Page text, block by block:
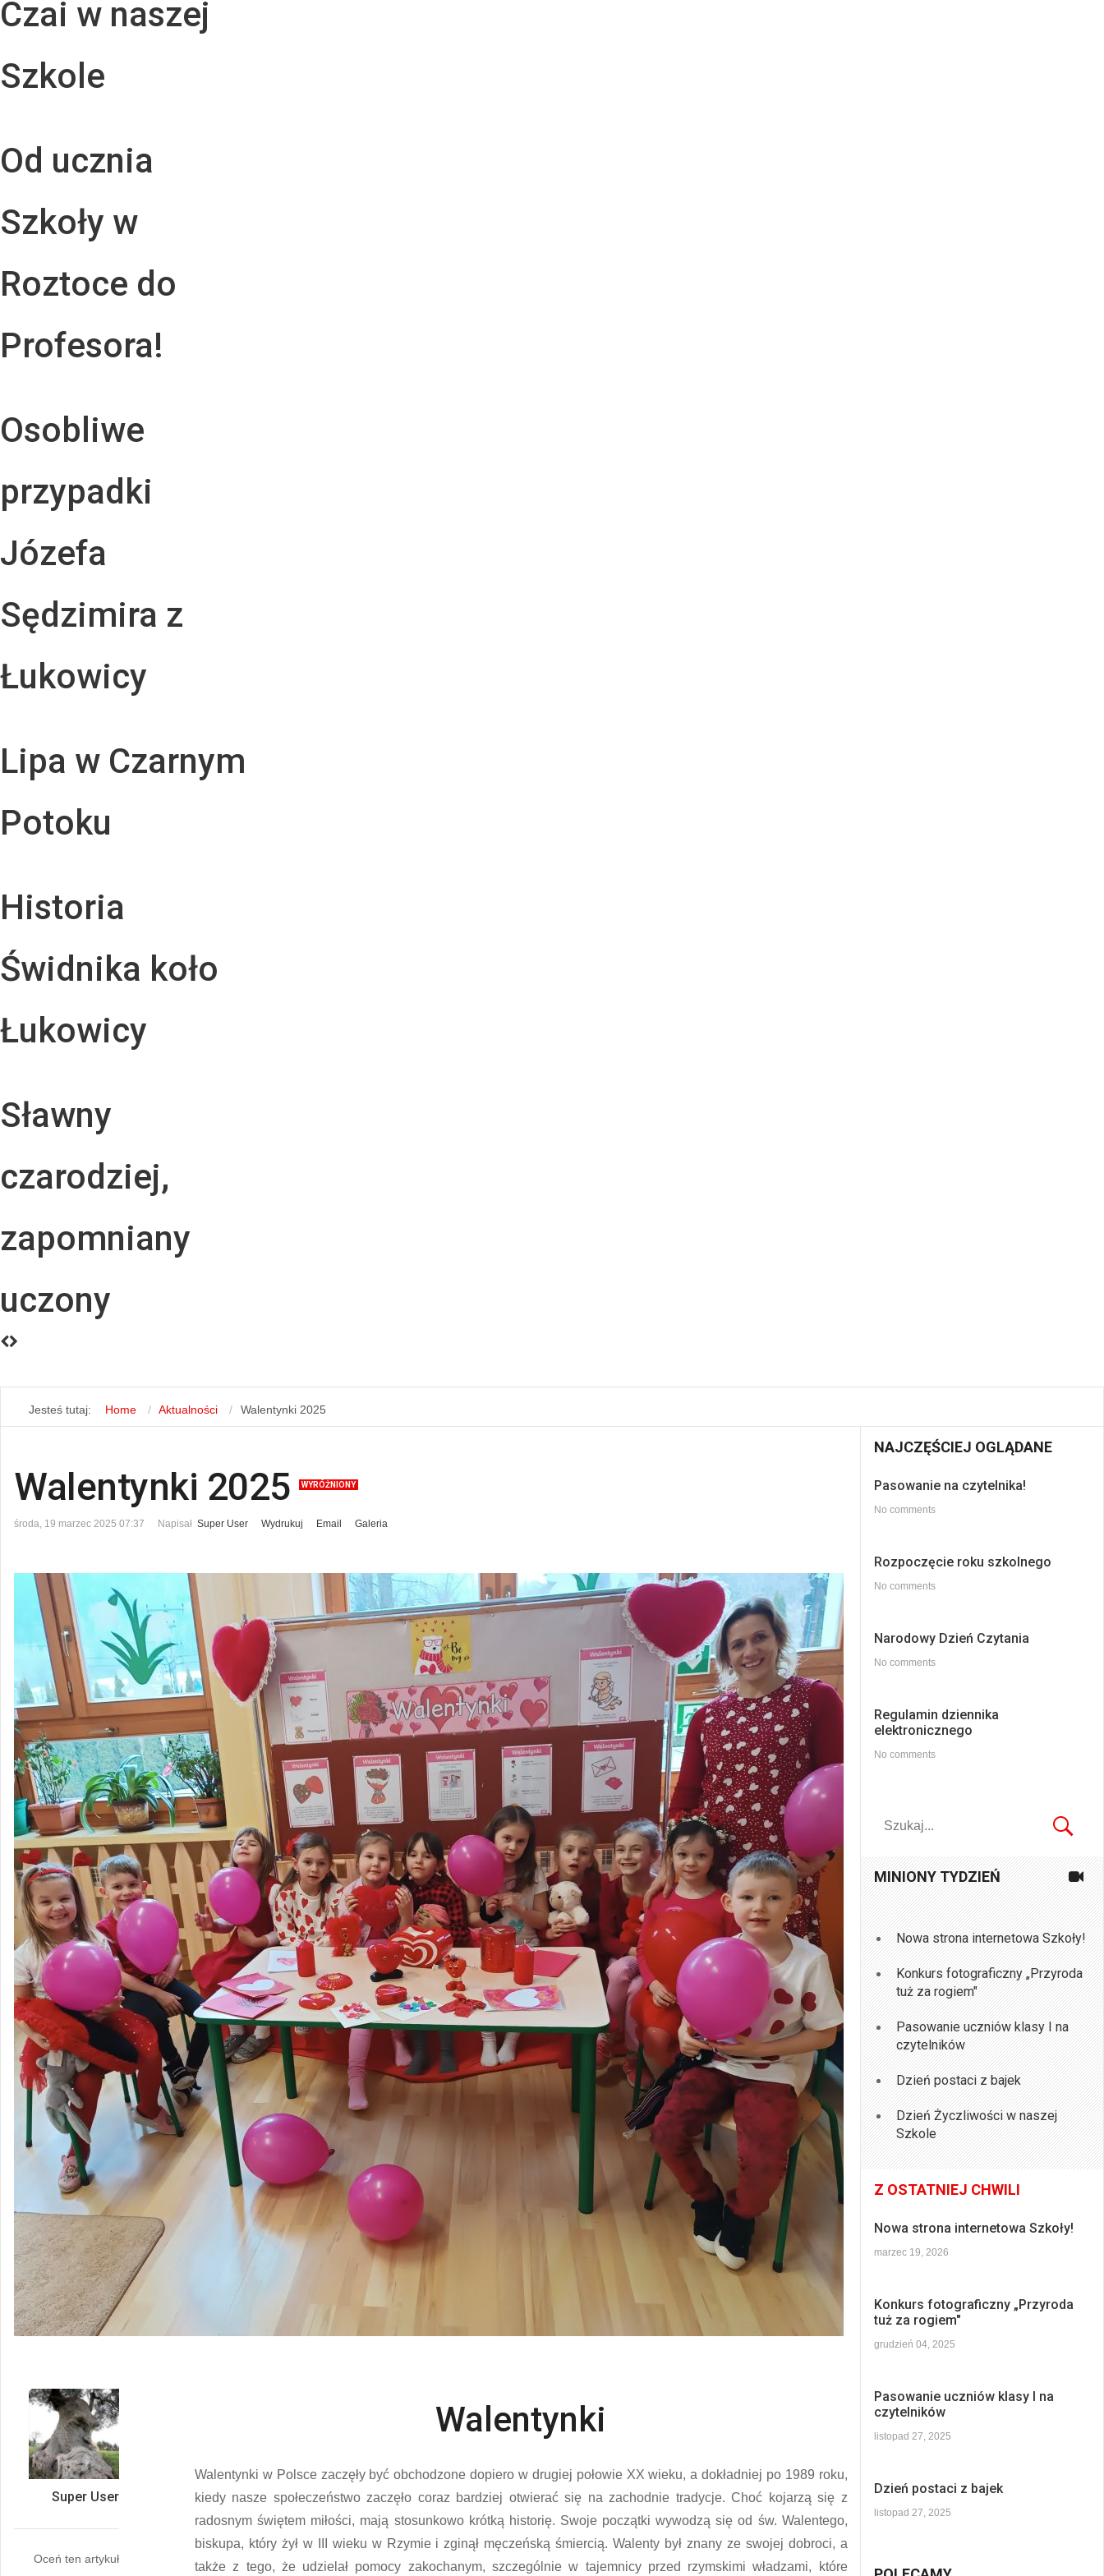
Czai w naszej
Szkole
Od ucznia
Szkoły w
Roztoce do
Profesora!
Osobliwe
przypadki
Józefa
Sędzimira z
Łukowicy
Lipa w Czarnym
Potoku
Historia
Świdnika koło
Łukowicy
Sławny
czarodziej,
zapomniany
uczony
Jesteś tutaj: Home Aktualności Walentynki 2025
Walentynki 2025 WYRÓŻNIONY
środa, 19 marzec 2025 07:37 Napisał Super User Wydrukuj Email Galeria
Super User
Oceń ten artykuł
Walentynki
Walentynki w Polsce zaczęły być obchodzone dopiero w drugiej połowie XX wieku, a dokładniej po 1989 roku,
kiedy nasze społeczeństwo zaczęło coraz bardziej otwierać się na zachodnie tradycje. Choć kojarzą się z
radosnym świętem miłości, mają stosunkowo krótką historię. Swoje początki wywodzą się od św. Walentego,
biskupa, który żył w III wieku w Rzymie i zginął męczeńską śmiercią. Walenty był znany ze swojej dobroci, a
także z tego, że udzielał pomocy zakochanym, szczególnie w tajemnicy przed rzymskimi władzami, które
NAJCZĘŚCIEJ OGLĄDANE
Pasowanie na czytelnika!
No comments
Rozpoczęcie roku szkolnego
No comments
Narodowy Dzień Czytania
No comments
Regulamin dziennika
elektronicznego
No comments
MINIONY TYDZIEŃ
Nowa strona internetowa Szkoły!
Konkurs fotograficzny „Przyroda
tuż za rogiem"
Pasowanie uczniów klasy I na
czytelników
Dzień postaci z bajek
Dzień Życzliwości w naszej
Szkole
Z OSTATNIEJ CHWILI
Nowa strona internetowa Szkoły!
marzec 19, 2026
Konkurs fotograficzny „Przyroda
tuż za rogiem"
grudzień 04, 2025
Pasowanie uczniów klasy I na
czytelników
listopad 27, 2025
Dzień postaci z bajek
listopad 27, 2025